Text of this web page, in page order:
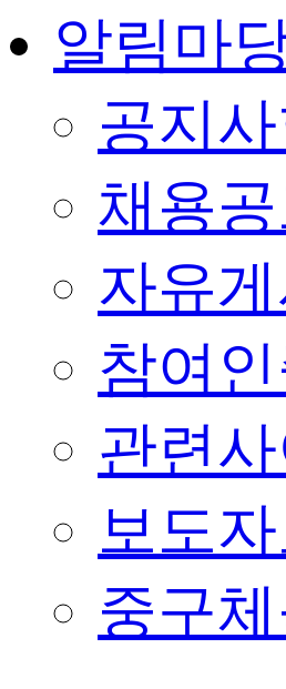
알림마
공지
채용
자유
참여인
관련
보도
중구